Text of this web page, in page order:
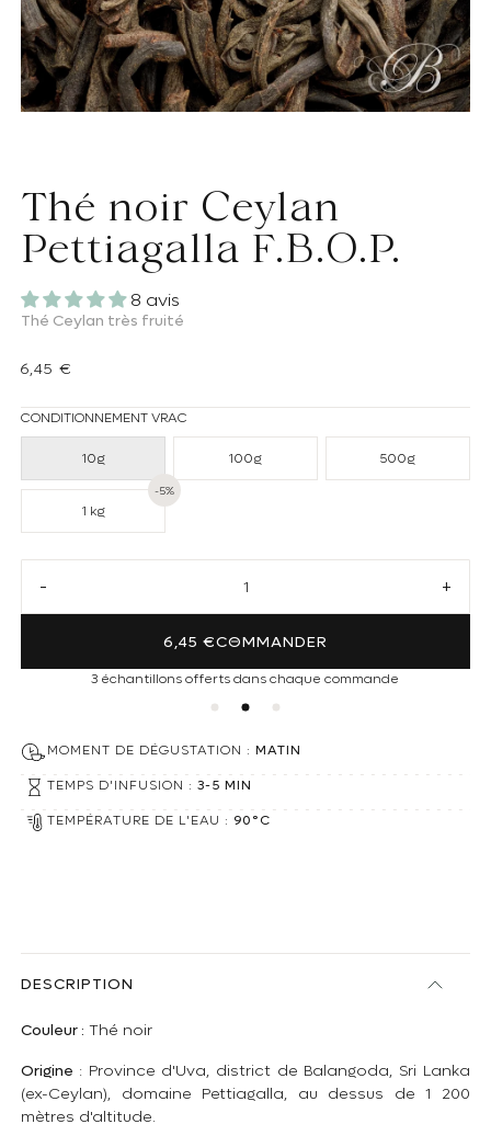
Thé noir Ceylan
Pettiagalla F.B.O.P.
8 avis
Thé Ceylan très fruité
Prix habituel
6,45 €
CONDITIONNEMENT VRAC
10g 100g 500g
1 kg
-5%
Réduire la quantité de Thé noir Ceylan Pettiagalla F.B.O.P.
6,45 €COMMANDER
3 échantillons offerts dans chaque commande
MOMENT DE DÉGUSTATION :MATIN
TEMPS D'INFUSION :3-5 MIN
TEMPÉRATURE DE L'EAU : 90°C
DESCRIPTION
Couleur : Thé noir
Origine : Province d'Uva, district de Balangoda, Sri Lanka
(ex-Ceylan), domaine Pettiagalla, au dessus de 1 200
mètres d'altitude.